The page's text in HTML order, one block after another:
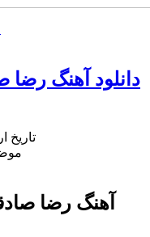
دانلود آهنگ
تاریخ
آهنگ رضا